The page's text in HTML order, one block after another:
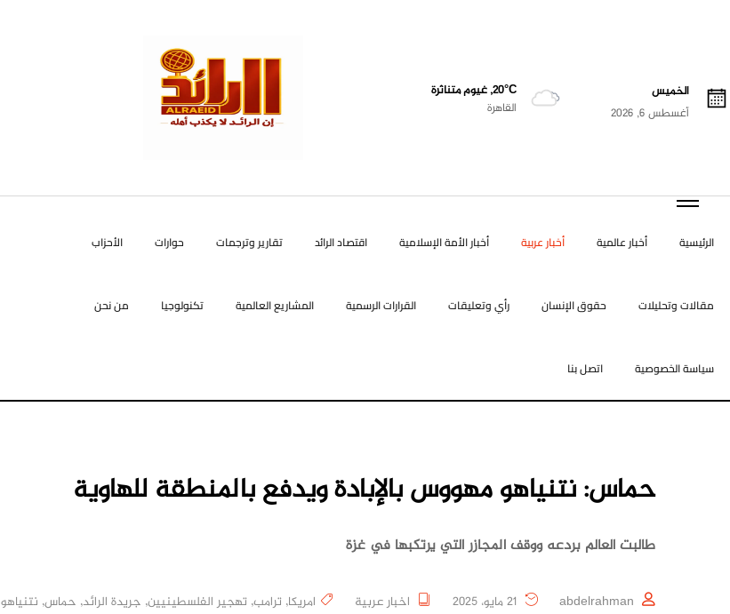
الخميس
أغسطس 6, 2026
20°C, غيوم متناثرة
القاهرة
الرئيسية أخبار عالمية أخبار عربية أخبار الأمة الإسلامية اقتصاد الرائد تقارير وترجمات حوارات الأحزاب
مقالات وتحليلات حقوق الإنسان رأي وتعليقات القرارات الرسمية المشاريع العالمية تكنولوجيا من نحن
سياسة الخصوصية اتصل بنا
حماس: نتنياهو مهووس بالإبادة ويدفع بالمنطقة للهاوية
طالبت العالم بردعه ووقف المجازر التي يرتكبها في غزة
abdelrahman اخبار عربية امريكا, ترامب, تهجير الفلسطينيين, جريدة الرائد, حماس, نتنياهو